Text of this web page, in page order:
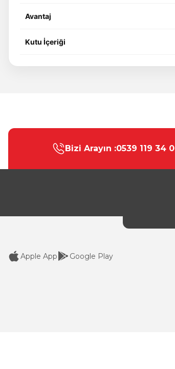
Avantaj
Kutu İçeriği
Görüş ve önerileriniz için teşekkür ederiz.
Ürün resmi kalitesiz, bozuk veya görüntülenemiyor.
Ürün açıklamasında eksik bilgiler bulunuyor.
Bizi Arayın :0539 119 34
Apple App Google Play